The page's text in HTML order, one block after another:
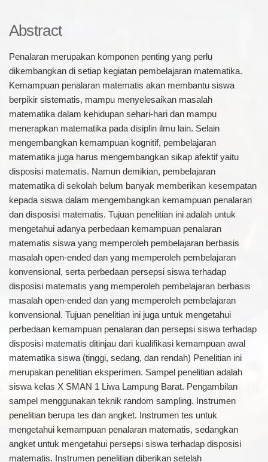
Abstract
Penalaran merupakan komponen penting yang perlu
dikembangkan di setiap kegiatan pembelajaran matematika.
Kemampuan penalaran matematis akan membantu siswa
berpikir sistematis, mampu menyelesaikan masalah
matematika dalam kehidupan sehari-hari dan mampu
menerapkan matematika pada disiplin ilmu lain. Selain
mengembangkan kemampuan kognitif, pembelajaran
matematika juga harus mengembangkan sikap afektif yaitu
disposisi matematis. Namun demikian, pembelajaran
matematika di sekolah belum banyak memberikan kesempatan
kepada siswa dalam mengembangkan kemampuan penalaran
dan disposisi matematis. Tujuan penelitian ini adalah untuk
mengetahui adanya perbedaan kemampuan penalaran
matematis siswa yang memperoleh pembelajaran berbasis
masalah open-ended dan yang memperoleh pembelajaran
konvensional, serta perbedaan persepsi siswa terhadap
disposisi matematis yang memperoleh pembelajaran berbasis
masalah open-ended dan yang memperoleh pembelajaran
konvensional. Tujuan penelitian ini juga untuk mengetahui
perbedaan kemampuan penalaran dan persepsi siswa terhadap
disposisi matematis ditinjau dari kualifikasi kemampuan awal
matematika siswa (tinggi, sedang, dan rendah) Penelitian ini
merupakan penelitian eksperimen. Sampel penelitian adalah
siswa kelas X SMAN 1 Liwa Lampung Barat. Pengambilan
sampel menggunakan teknik random sampling. Instrumen
penelitian berupa tes dan angket. Instrumen tes untuk
mengetahui kemampuan penalaran matematis, sedangkan
angket untuk mengetahui persepsi siswa terhadap disposisi
matematis. Instrumen penelitian diberikan setelah